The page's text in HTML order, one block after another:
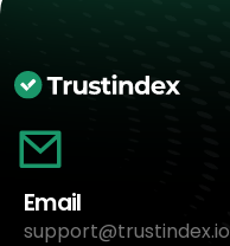
Email
support@trustindex.io